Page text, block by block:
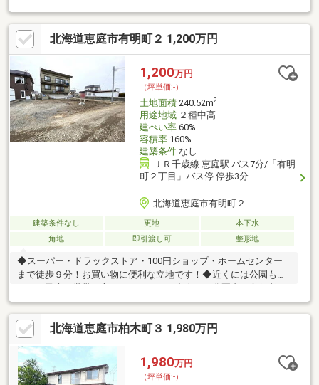
いるご家庭にもオススメ♪◆恵庭駅まで徒歩９分！札幌や千歳・
苫小牧方面への移動も便利♪◆コンビニまで徒歩5分、スーパーま
で徒歩7分！お買い物に便利な立地♪※北東側隣地（3番4）の上水
道引込管が、本物件北東部に埋設されています～life information
～・恵庭小学校まで徒歩2分(約152m)・ふくずみ公園まで徒歩4分
(約280m)・ローソン 恵庭福住町店まで徒歩5分(約360m)
北海道恵庭市有明町２ 1,200万円
1,200万円
（坪単価:-）
土地面積240.52m2
用途地域２種中高
建ぺい率60%
容積率160%
建築条件なし
ＪＲ千歳線 恵庭駅 バス7分/「有明
町２丁目」バス停 停歩3分
北海道恵庭市有明町２
建築条件なし 更地
本下水
角地
即引渡し可 整形地
◆スーパー・ドラックストア・100円ショップ・ホームセンター
まで徒歩９分！お買い物に便利な立地です！◆近くには公園もあ
郵便局があり生活に便利な立地！◆角地につき日当たり・風通し
がよく、解放感があります！◆最寄りのバス停まで徒歩３分！駅
や市街地へのアクセスも良好♪◆現況更地につき建物解体費等か
かりません♪※248番2の土地は2026年4月9日宅地へ地目変更を行い
ました。※2区画一括販売※ 敷地内にほくでんの電柱と支線が入っ
ており、年間約３，０００円使用料が入ってきます。
北海道恵庭市柏木町３ 1,980万円
1,980万円
（坪単価:-）